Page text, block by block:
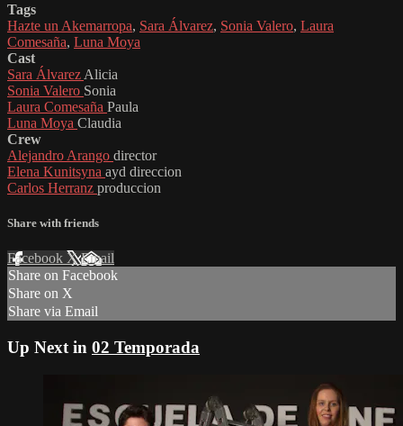
Tags
Hazte un Akemarropa, Sara Álvarez, Sonia Valero, Laura
Comesaña, Luna Moya
Cast
Sara Álvarez Alicia
Sonia Valero Sonia
Laura Comesaña Paula
Luna Moya Claudia
Crew
Alejandro Arango director
Elena Kunitsyna ayd direccion
Carlos Herranz produccion
Share with friends
Facebook XEmail
Share on Facebook
Share on X
Share via Email
Up Next in 02 Temporada